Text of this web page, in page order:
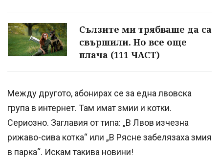
Сълзите ми трябваше да са
свършили. Но все още
плача (111 ЧАСТ)
Между другото, абонирах се за една лвовска
група в интернет. Там имат змии и котки.
Сериозно. Заглавия от типа: „В Лвов изчезна
рижаво-сива котка“ или „В Рясне забелязаха змия
в парка“. Искам такива новини!